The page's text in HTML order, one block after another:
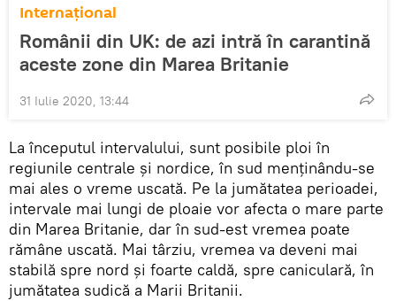
Internaţional
Românii din UK: de azi intră în carantină
aceste zone din Marea Britanie
31 Iulie 2020, 13:44
La începutul intervalului, sunt posibile ploi în
regiunile centrale și nordice, în sud menţinându-se
mai ales o vreme uscată. Pe la jumătatea perioadei,
intervale mai lungi de ploaie vor afecta o mare parte
din Marea Britanie, dar în sud-est vremea poate
rămâne uscată. Mai târziu, vremea va deveni mai
stabilă spre nord și foarte caldă, spre caniculară, în
jumătatea sudică a Marii Britanii.